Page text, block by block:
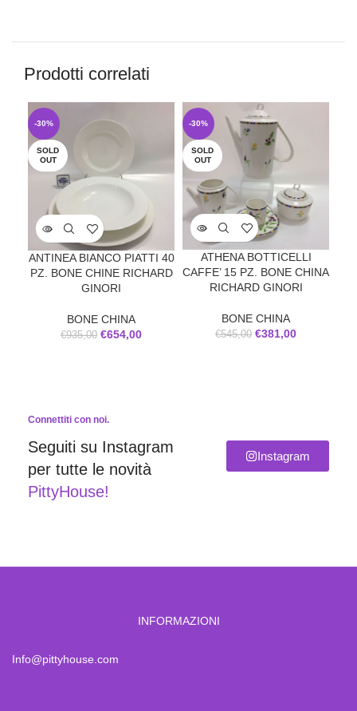
Prodotti correlati
-30%
SOLD
OUT
ANTINEA BIANCO PIATTI 40
PZ. BONE CHINE RICHARD
GINORI
BONE CHINA
€935,00 €654,00
-30%
SOLD
OUT
ATHENA BOTTICELLI
CAFFE’ 15 PZ. BONE CHINA
RICHARD GINORI
BONE CHINA
€545,00 €381,00
Connettiti con noi.
Seguiti su Instagram
per tutte le novità
PittyHouse!
Instagram
INFORMAZIONI
Info@pittyhouse.com